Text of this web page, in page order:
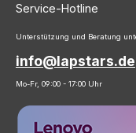
Service-Hotline
Unterstützung und Beratung
info@lapstars.de
Mo-Fr, 09:00 - 17:00 Uhr